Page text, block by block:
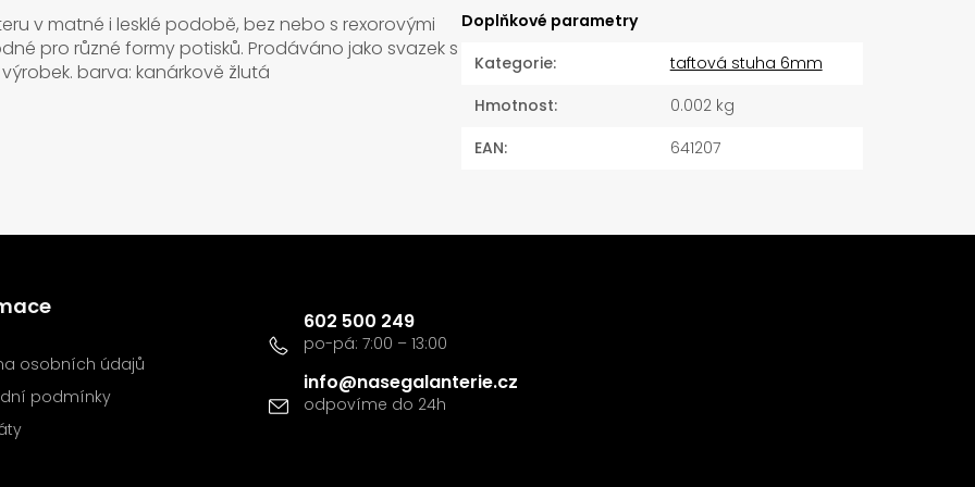
v matné i lesklé podobě, bez nebo s rexorovými
pro různé formy potisků. Prodáváno jako svazek s
barva: kanárkově žlutá
Doplňkové parametry
Kategorie:
taftová stuha 6mm
Hmotnost:
0.002 kg
EAN: 641207
osobních údajů
podmínky
info@nasegalanterie.cz
602 500 249